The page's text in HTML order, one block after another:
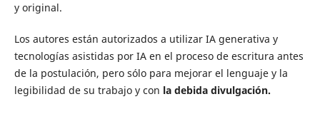
y original.
Los autores están autorizados a utilizar IA generativa y
tecnologías asistidas por IA en el proceso de escritura antes
de la postulación, pero sólo para mejorar el lenguaje y la
legibilidad de su trabajo y con la debida divulgación.